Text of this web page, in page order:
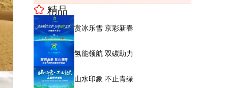
精品
赏冰乐雪 京彩新春
氢能领航 双碳助力
山水印象 不止青绿